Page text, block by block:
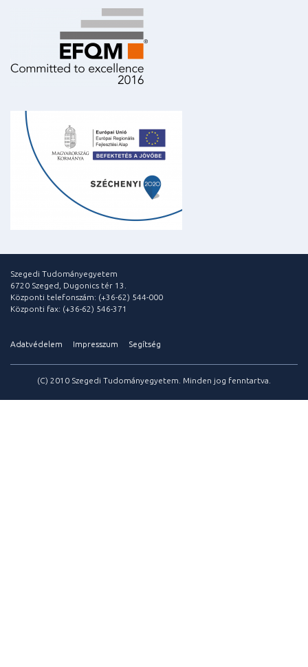
Szegedi Tudományegyetem
6720 Szeged, Dugonics tér 13.
Központi telefonszám: (+36-62) 544-000
Központi fax: (+36-62) 546-371
Adatvédelem Impresszum Segítség
(C) 2010 Szegedi Tudományegyetem. Minden jog fenntartva.